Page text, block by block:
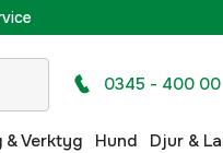
0345 - 400 00
& Verktyg Hund Djur &